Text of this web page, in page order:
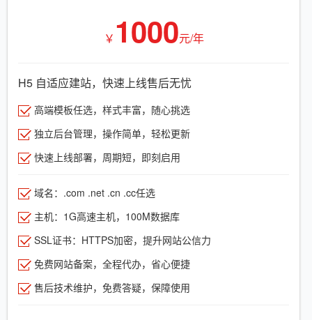
￥ 1000元/年
H5 自适应建站，快速上线售后无忧
高端模板任选，样式丰富，随心挑选
独立后台管理，操作简单，轻松更新
快速上线部署，周期短，即刻启用
域名：.com .net .cn .cc任选
主机：1G高速主机，100M数据库
SSL证书：HTTPS加密，提升网站公信力
免费网站备案，全程代办，省心便捷
售后技术维护，免费答疑，保障使用